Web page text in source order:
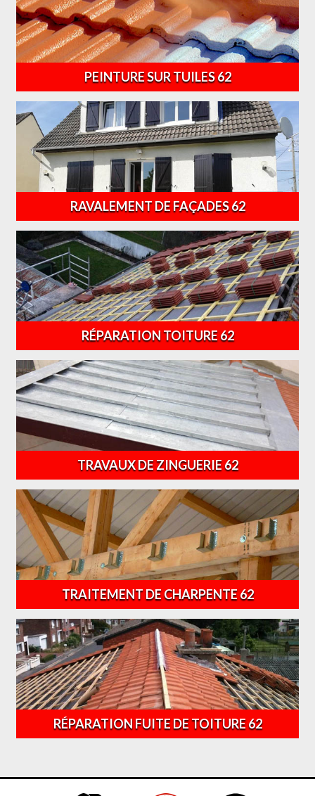
PEINTURE SUR TUILES 62
RAVALEMENT DE FAÇADES 62
RÉPARATION TOITURE 62
TRAVAUX DE ZINGUERIE 62
TRAITEMENT DE CHARPENTE 62
RÉPARATION FUITE DE TOITURE 62